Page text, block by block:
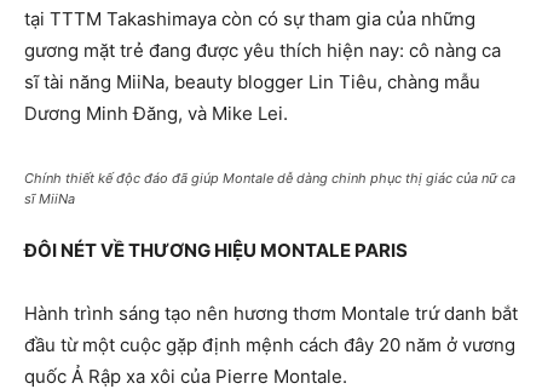
tại TTTM Takashimaya còn có sự tham gia của những
gương mặt trẻ đang được yêu thích hiện nay: cô nàng ca
sĩ tài năng MiiNa, beauty blogger Lin Tiêu, chàng mẫu
Dương Minh Đăng, và Mike Lei.
Chính thiết kế độc đáo đã giúp Montale dễ dàng chinh phục thị giác của nữ ca
sĩ MiiNa
ĐÔI NÉT VỀ THƯƠNG HIỆU MONTALE PARIS
Hành trình sáng tạo nên hương thơm Montale trứ danh bắt
đầu từ một cuộc gặp định mệnh cách đây 20 năm ở vương
quốc Ả Rập xa xôi của Pierre Montale.